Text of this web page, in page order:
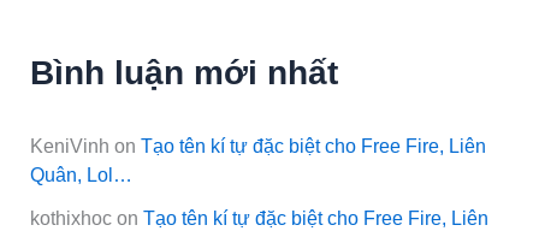
Bình luận mới nhất
KeniVinh onTạo tên kí tự đặc biệt cho Free Fire, Liên
Quân, Lol…
kothixhoc onTạo tên kí tự đặc biệt cho Free Fire, Liên